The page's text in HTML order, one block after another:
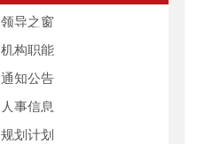
领导之窗
机构职能
通知公告
人事信息
规划计划